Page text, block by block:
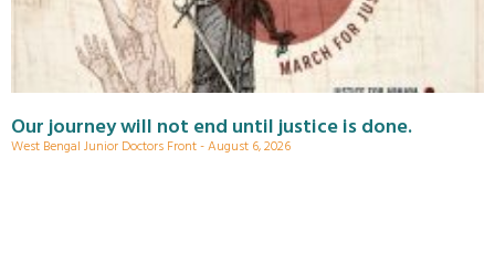
Our journey will not end until justice is done.
West Bengal Junior Doctors Front August 6, 2026